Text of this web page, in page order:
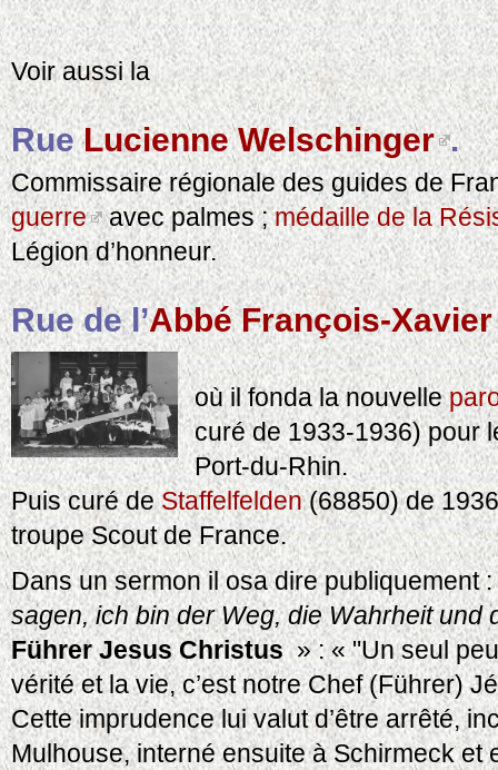
Voir aussi la
RueLucienne Welschinger .
Commissaire régionale des guides de
guerre avec palmes ;médaille de la
Légion d’honneur.
Rue de l’Abbé François-Xavier
où il fonda la nouvelle
curé de 1933-1936) pour
Port-du-Rhin.
Puis curé deStaffelfelden(68850) de
troupe Scout de France.
Dans un sermon il osa dire publiquement
sagen, ich bin der Weg, die Wahrheit und
Führer Jesus Christus» : « "Un seul
vérité et la vie, c’est notre Chef (Führer)
Cette imprudence lui valut d’être arrêté,
Mulhouse, interné ensuite à Schirmeck et